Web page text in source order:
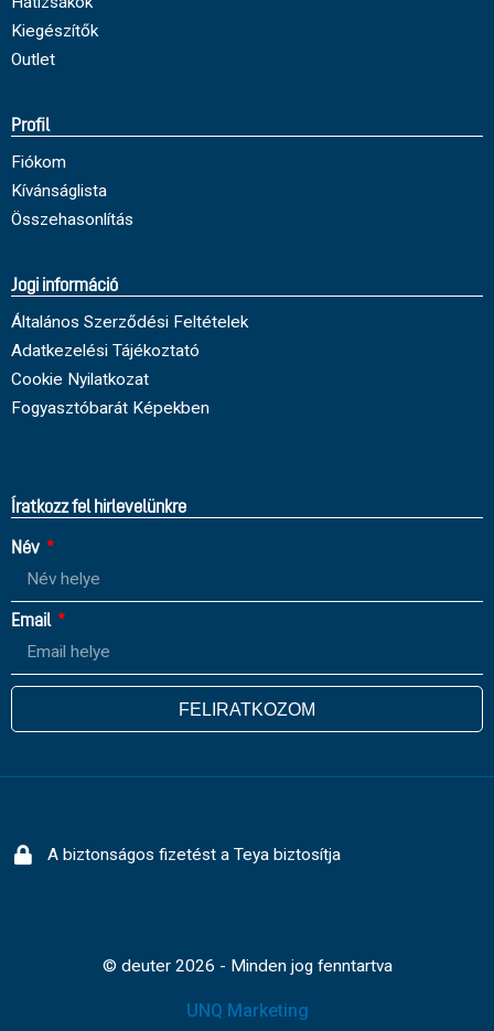
Kiegészítők
Outlet
Profil
Fiókom
Kívánságlista
Összehasonlítás
Jogi információ
Általános Szerződési Feltételek
Adatkezelési Tájékoztató
Cookie Nyilatkozat
Fogyasztóbarát Képekben
Íratkozz fel hirlevelünkre
Név
Email
FELIRATKOZOM
A biztonságos fizetést a Teya biztosítja
© deuter 2026 - Minden jog fenntartva
UNQ Marketing